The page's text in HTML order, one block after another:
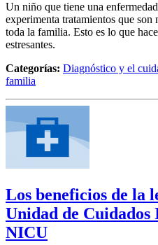
Un niño que tiene una
experimenta tratamientos que son
toda la familia. Esto es lo que
estresantes.
Categorías: Diagnóstico y el
familia
Los beneficios de la
Unidad de Cuidados
NICU